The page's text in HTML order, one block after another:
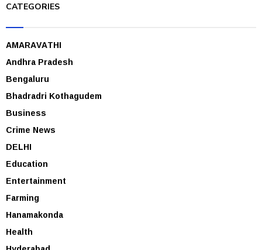
CATEGORIES
AMARAVATHI
Andhra Pradesh
Bengaluru
Bhadradri Kothagudem
Business
Crime News
DELHI
Education
Entertainment
Farming
Hanamakonda
Health